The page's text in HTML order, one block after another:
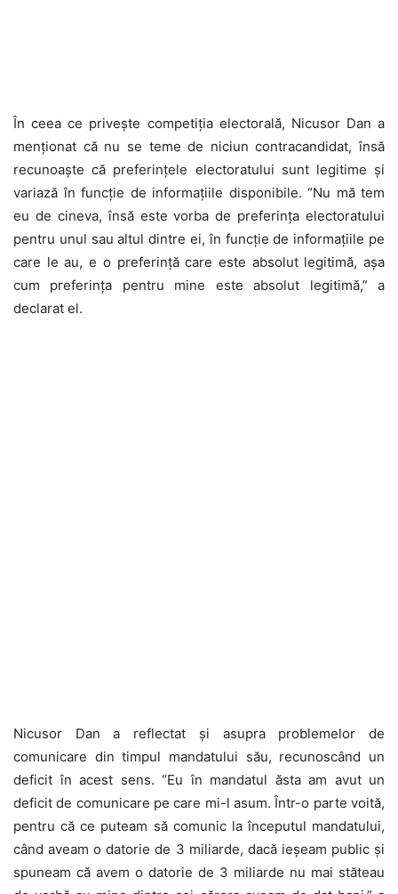
În ceea ce privește competiția electorală, Nicusor Dan a
menționat că nu se teme de niciun contracandidat, însă
recunoaște că preferințele electoratului sunt legitime și
variază în funcție de informațiile disponibile. “Nu mă tem
eu de cineva, însă este vorba de preferința electoratului
pentru unul sau altul dintre ei, în funcție de informațiile pe
care le au, e o preferință care este absolut legitimă, așa
cum preferința pentru mine este absolut legitimă,” a
declarat el.
Nicusor Dan a reflectat și asupra problemelor de
comunicare din timpul mandatului său, recunoscând un
deficit în acest sens. “Eu în mandatul ăsta am avut un
deficit de comunicare pe care mi-l asum. Într-o parte voită,
pentru că ce puteam să comunic la începutul mandatului,
când aveam o datorie de 3 miliarde, dacă ieșeam public și
spuneam că avem o datorie de 3 miliarde nu mai stăteau